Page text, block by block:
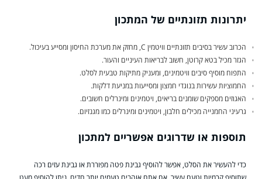
יתרונות תזונתיים של המתכון
הכרוב עשיר בסיבים תזונתיים וויטמין C, מחזק את מערכת החיסון ומסייע בעיכול.
הגזר מכיל בטא קרוטן, חשוב לבריאות העיניים והעור.
התפוח מוסיף סיבים וויטמינים, ומעניק מתיקות טבעית לסלט.
החמוציות עשירות בנוגדי חמצון ומסייעות במניעת דלקות.
האגוזים מספקים שומנים בריאים, ויטמינים ומינרלים חשובים.
גרעיני החמנייה מכילים חלבון, ויטמינים ומינרלים כמו מגנזיום.
תוספות או שדרוגים אפשריים למתכון
כדי להעשיר את הסלט, אפשר להוסיף גבינת פטה מפוררת או גבינת עזים רכה